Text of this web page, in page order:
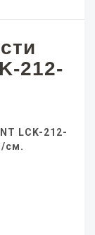
212-
LCK-212-
см.